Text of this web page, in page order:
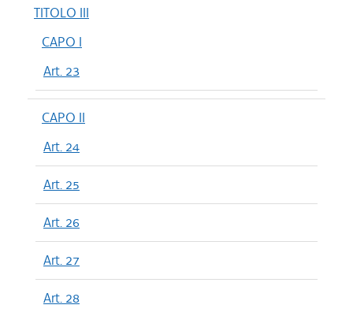
TITOLO III
CAPO I
Art. 23
CAPO II
Art. 24
Art. 25
Art. 26
Art. 27
Art. 28